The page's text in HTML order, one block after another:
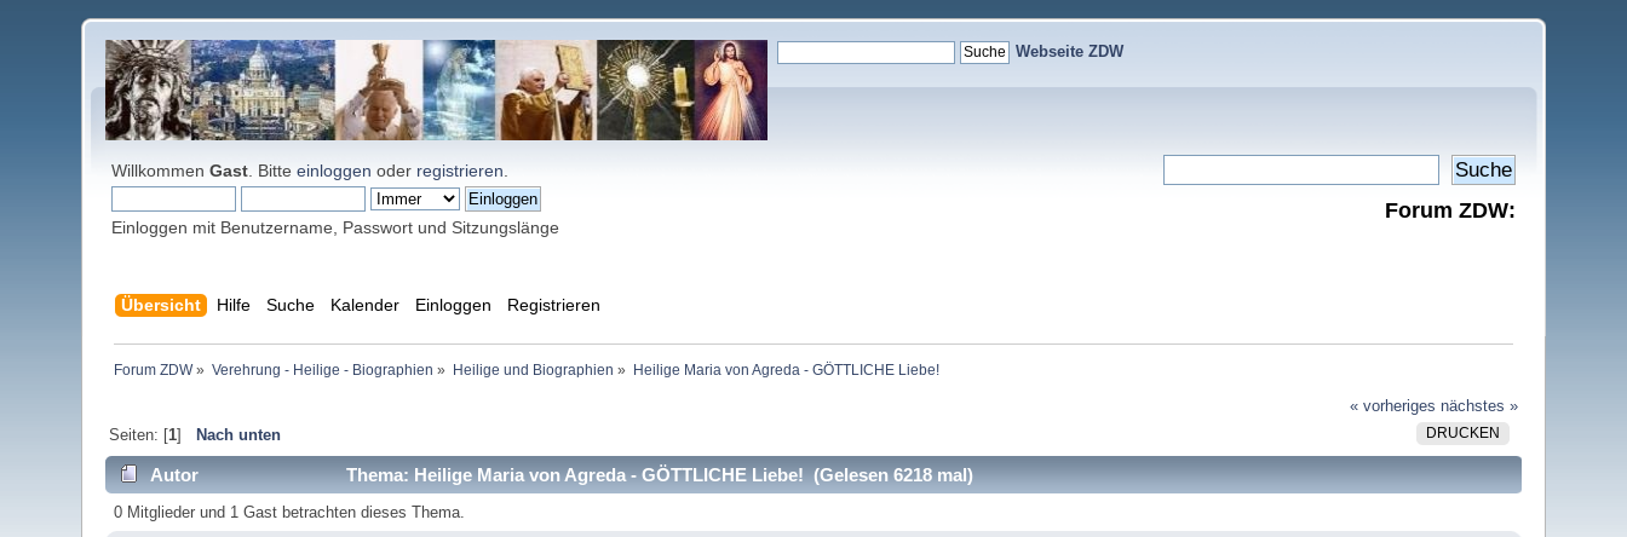
Webseite ZDW
WillkommenGast . Bitteeinloggen oder registrieren
Einloggen mit Benutzername, Passwort und Sitzungslänge
Forum ZDW:
Übersicht Hilfe Suche Kalender Einloggen Registrieren
Forum ZDW» Verehrung - Heilige - Biographien » Heilige und Biographien » Heilige Maria von Agreda - GÖTTLICHE Liebe!
« vorheriges nächstes »
DRUCKEN
Seiten: [1] Nach unten
Autor Thema: Heilige Maria von Agreda - GÖTTLICHE Liebe! (Gelesen 6218 mal)
0 Mitglieder und 1 Gast betrachten dieses Thema.